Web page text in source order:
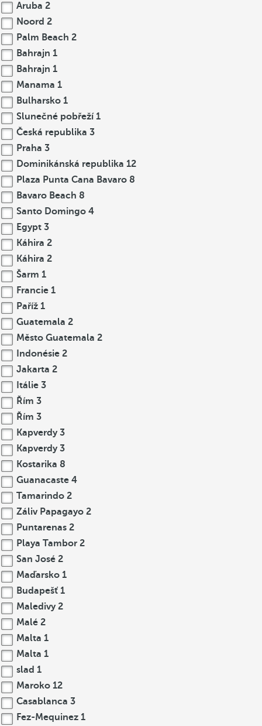
Aruba 2
Noord 2
Palm Beach 2
Bahrajn 1
Bahrajn 1
Manama 1
Bulharsko 1
Slunečné pobřeží1
Česká republika 3
Praha 3
Dominikánská republika 12
Plaza Punta Cana Bavaro 8
Bavaro Beach 8
Santo Domingo 4
Egypt 3
Káhira 2
Káhira 2
Šarm 1
Francie 1
Paříž 1
Guatemala 2
Město Guatemala 2
Indonésie 2
Jakarta 2
Itálie 3
Řím 3
Řím 3
Kapverdy 3
Kapverdy 3
Kostarika 8
Guanacaste 4
Tamarindo 2
Záliv Papagayo 2
Puntarenas 2
Playa Tambor 2
San José 2
Maďarsko 1
Budapešť 1
Maledivy 2
Malé 2
Malta 1
Malta 1
slad 1
Maroko 12
Casablanca 3
Fez-Mequinez 1